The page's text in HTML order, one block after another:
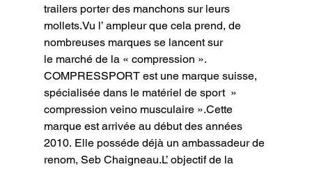
trailers porter des manchons sur leurs
mollets.Vu l’ ampleur que cela prend, de
nombreuses marques se lancent sur
le marché de la « compression ».
COMPRESSPORT est une marque suisse,
spécialisée dans le matériel de sport  »
compression veino musculaire ».Cette
marque est arrivée au début des années
2010. Elle posséde déjà un ambassadeur de
renom, Seb Chaigneau.L’ objectif de la